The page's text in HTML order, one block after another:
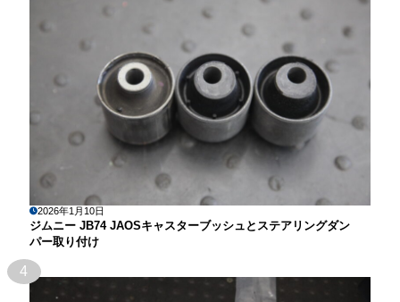
2026年1月10日
ジムニー JB74 JAOSキャスターブッシュとステアリングダン
パー取り付け
4